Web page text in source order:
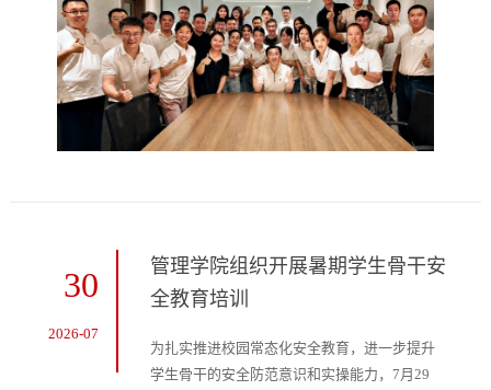
旅。作为学校响应“健康中国”战略精心打造的
医管融合项目，医疗健康管理班以“产业赋
能、知行合一、医管融合”为育人理念，依托
山大商科...
30
2026-07
管理学院组织开展暑期学生骨干安
全教育培训
为扎实推进校园常态化安全教育，进一步提升
学生骨干的安全防范意识和实操能力，7月29